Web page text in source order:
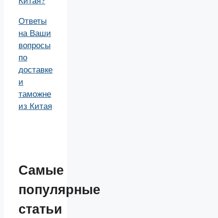
Ответы
на Ваши
вопросы
по
доставке
и
таможне
из Китая
Самые
популярные
статьи